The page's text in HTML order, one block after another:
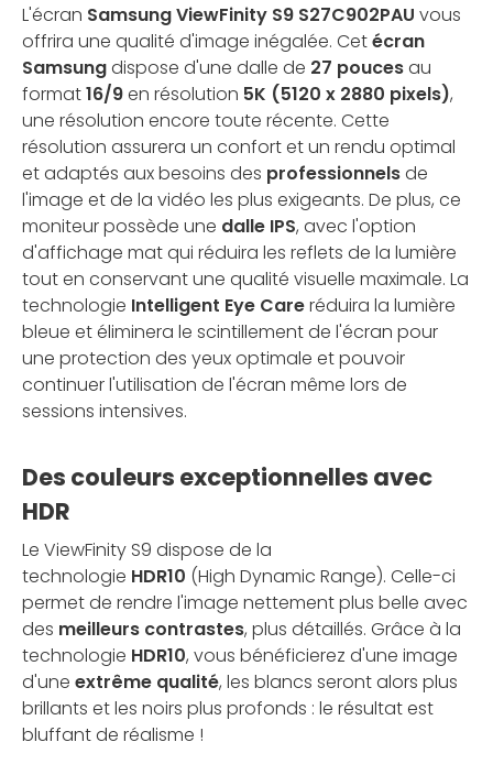
L'écran Samsung ViewFinity S9 S27C902PAU vous
offrira une qualité d'image inégalée. Cetécran
Samsungdispose d'une dalle de 27 poucesau
format16/9en résolution 5K (5120 x 2880 pixels),
une résolution encore toute récente. Cette
résolution assurera un confort et un rendu optimal
et adaptés aux besoins des professionnelsde
l'image et de la vidéo les plus exigeants. De plus, ce
moniteur possède une dalle IPS, avec l'option
d'affichage mat qui réduira les reflets de la lumière
tout en conservant une qualité visuelle maximale. La
technologie Intelligent Eye Careréduira la lumière
bleue et éliminera le scintillement de l'écran pour
une protection des yeux optimale et pouvoir
continuer l'utilisation de l'écran même lors de
sessions intensives.
Des couleurs exceptionnelles avec
HDR
Le ViewFinity S9 dispose de la
technologie HDR10 (High Dynamic Range). Celle-ci
permet de rendre l'image nettement plus belle avec
des meilleurs contrastes, plus détaillés. Grâce à la
technologie HDR10, vous bénéficierez d'une image
d'une extrême qualité, les blancs seront alors plus
brillants et les noirs plus profonds : le résultat est
bluffant de réalisme !